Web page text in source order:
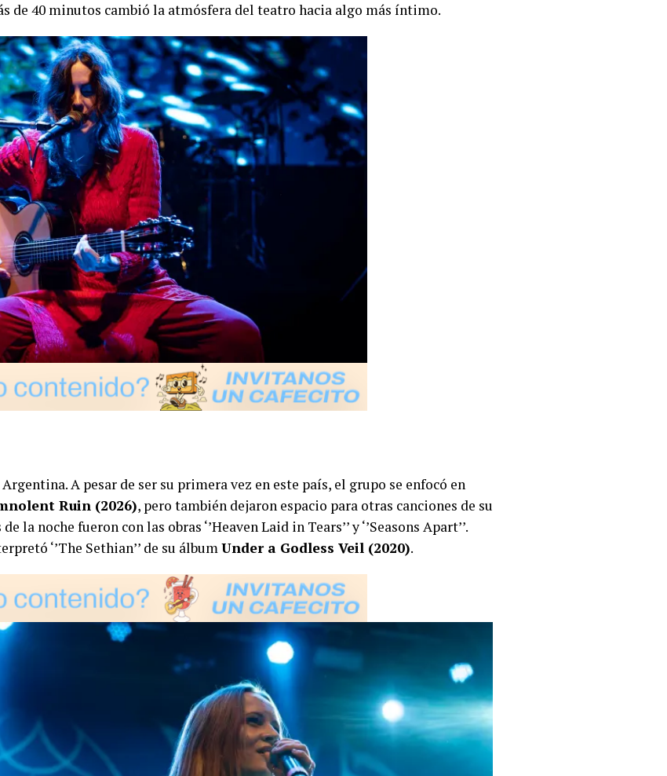
de 40 minutos cambió la atmósfera del teatro hacia algo más íntimo.
A pesar de ser su primera vez en este país, el grupo se enfocó en
Ruin (2026), pero también dejaron espacio para otras canciones de su
la noche fueron con las obras ‘’Heaven Laid in Tears’’ y ‘’Seasons Apart’’.
‘’The Sethian’’ de su álbumUnder a Godless Veil (2020).